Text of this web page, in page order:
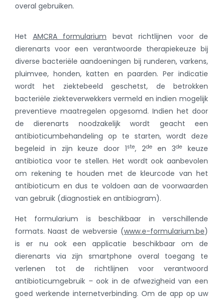
overal gebruiken.
Het AMCRA formularium bevat richtlijnen voor de
dierenarts voor een verantwoorde therapiekeuze bij
diverse bacteriële aandoeningen bij runderen, varkens,
pluimvee, honden, katten en paarden. Per indicatie
wordt het ziektebeeld geschetst, de betrokken
bacteriële ziekteverwekkers vermeld en indien mogelijk
preventieve maatregelen opgesomd. Indien het door
de dierenarts noodzakelijk wordt geacht een
antibioticumbehandeling op te starten, wordt deze
begeleid in zijn keuze door 1ste, 2deen 3de
keuze
antibiotica voor te stellen. Het wordt ook aanbevolen
om rekening te houden met de kleurcode van het
antibioticum en dus te voldoen aan de voorwaarden
van gebruik (diagnostiek en antibiogram).
Het formularium is beschikbaar in verschillende
formats. Naast de webversie (www.e-formularium.be)
is er nu ook een applicatie beschikbaar om de
dierenarts via zijn smartphone overal toegang te
verlenen tot de richtlijnen voor verantwoord
antibioticumgebruik – ook in de afwezigheid van een
goed werkende internetverbinding. Om de app op uw